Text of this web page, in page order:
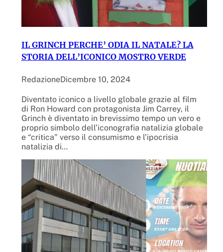
IL GRINCH PERCHE’ ODIA IL NATALE? LA
STORIA DELL’ICONICO MOSTRO VERDE
RedazioneDicembre 10, 2024
Diventato iconico a livello globale grazie al film
di Ron Howard con protagonista Jim Carrey, il
Grinch è diventato in brevissimo tempo un vero e
proprio simbolo dell’iconografia natalizia globale
e “critica” verso il consumismo e l’ipocrisia
natalizia di…